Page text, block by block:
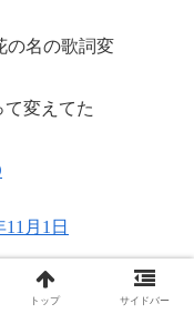
の名の歌詞変
変えてた
11月1日
トップ サイドバー